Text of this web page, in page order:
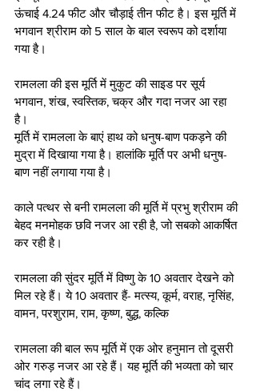
ऊंचाई 4.24 फीट और चौड़ाई तीन फीट है। इस मूर्ति में
भगवान श्रीराम को 5 साल के बाल स्वरूप को दर्शाया
गया है।
रामलला की इस मूर्ति में मुकुट की साइड पर सूर्य
भगवान, शंख, स्वस्तिक, चक्र और गदा नजर आ रहा
है।
मूर्ति में रामलला के बाएं हाथ को धनुष-बाण पकड़ने की
मुद्रा में दिखाया गया है। हालांकि मूर्ति पर अभी धनुष-
बाण नहीं लगाया गया है।
काले पत्‍थर से बनी रामलला की मूर्ति में प्रभु श्रीराम की
बेहद मनमोहक छवि नजर आ रही है, जो सबको आकर्षित
कर रही है।
रामलला की सुंदर मूर्ति में विष्णु के 10 अवतार देखने को
मिल रहे हैं। ये 10 अवतार हैं- मत्‍स्‍य, कूर्म, वराह, नृसिंह,
वामन, परशुराम, राम, कृष्‍ण, बुद्ध, कल्कि
रामलला की बाल रूप मूर्ति में एक ओर हनुमान तो दूसरी
ओर गरुड़ नजर आ रहे हैं। यह मूर्ति की भव्यता को चार
चांद लगा रहे हैं।